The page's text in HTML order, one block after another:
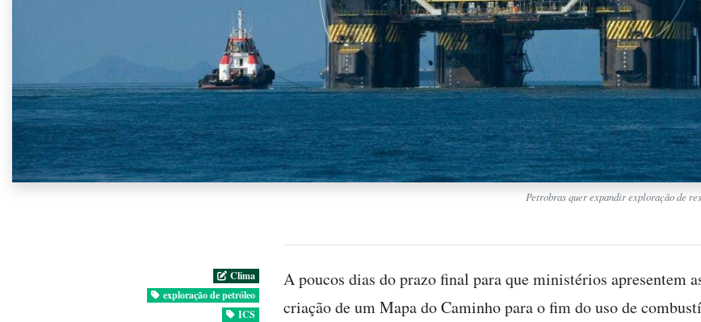
Petrobras quer expandir exploração de
Clima
exploração de petróleo
ICS
A poucos dias do prazo final para que ministérios apresentem
criação de um Mapa do Caminho para o fim do uso de